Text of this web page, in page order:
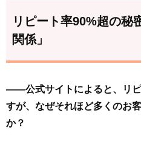
リピート率90%超の秘
関係」
――公式サイトによると、リ
すが、なぜそれほど多くのお
か？